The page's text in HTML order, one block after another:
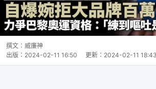
撰文： 威廉神
出版： 2024-02-11 16:50 更新： 2024-02-11 18:43